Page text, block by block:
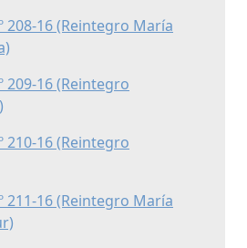
208-16 (Reintegro María
209-16 (Reintegro
210-16 (Reintegro
211-16 (Reintegro María